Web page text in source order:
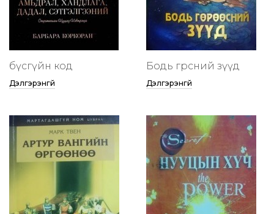
бүсгүйн код
Дэлгэрэнгүй
Бодь гөрөөсний зүүд
Дэлгэрэнгүй